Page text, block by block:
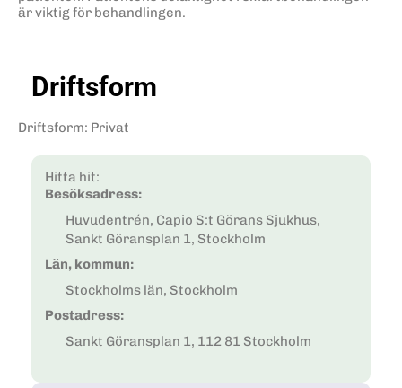
är viktig för behandlingen.
Driftsform
Driftsform: Privat
Hitta hit:
Besöksadress:
Huvudentrén, Capio S:t Görans Sjukhus,
Sankt Göransplan 1, Stockholm
Län, kommun:
Stockholms län, Stockholm
Postadress:
Sankt Göransplan 1, 112 81 Stockholm